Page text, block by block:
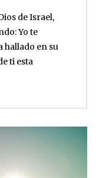
de Israel,
Yo te
hallado en su
ti esta